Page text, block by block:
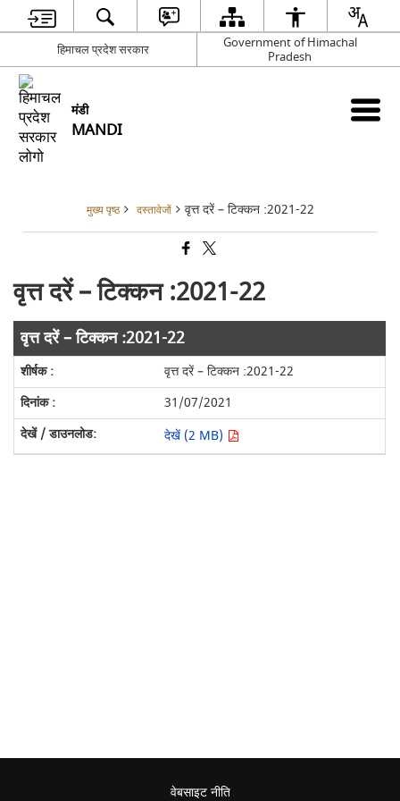
हिमाचल प्रदेश सरकार
Government of Himachal
Pradesh
मंडी
MANDI
मुख्य पृष्ठ दस्तावेजों वृत्त दरें – टिक्कन :2021-22
वृत्त दरें – टिक्कन :2021-22
वृत्त दरें – टिक्कन :2021-22
वृत्त दरें – टिक्कन :2021-22
31/07/2021
देखें (2 MB)
वेबसाइट नीति